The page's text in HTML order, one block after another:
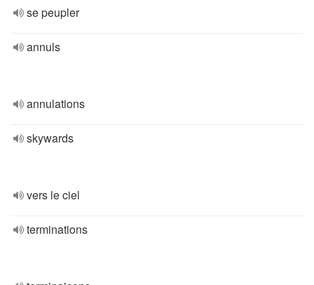
se peupler
annuls
annulations
skywards
vers le ciel
terminations